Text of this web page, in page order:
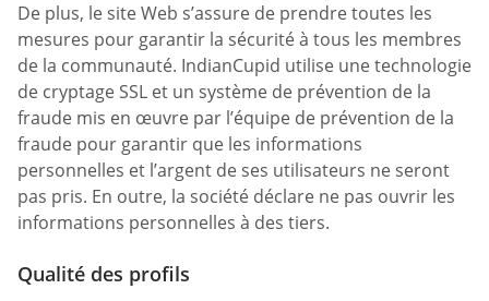
De plus, le site Web s’assure de prendre toutes les
mesures pour garantir la sécurité à tous les membres
de la communauté. IndianCupid utilise une technologie
de cryptage SSL et un système de prévention de la
fraude mis en œuvre par l’équipe de prévention de la
fraude pour garantir que les informations
personnelles et l’argent de ses utilisateurs ne seront
pas pris. En outre, la société déclare ne pas ouvrir les
informations personnelles à des tiers.
Qualité des profils